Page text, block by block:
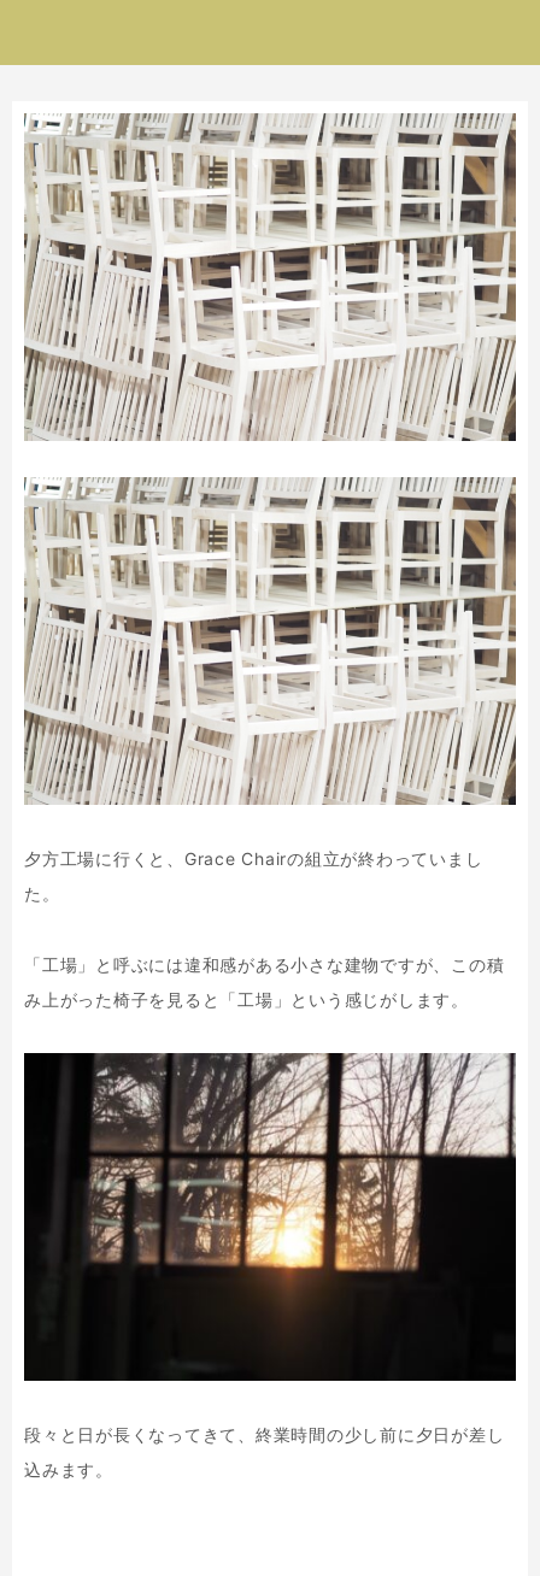
夕方工場に行くと、Grace Chairの組立が終わっていまし
た。
「工場」と呼ぶには違和感がある小さな建物ですが、この積
み上がった椅子を見ると「工場」という感じがします。
段々と日が長くなってきて、終業時間の少し前に夕日が差し
込みます。